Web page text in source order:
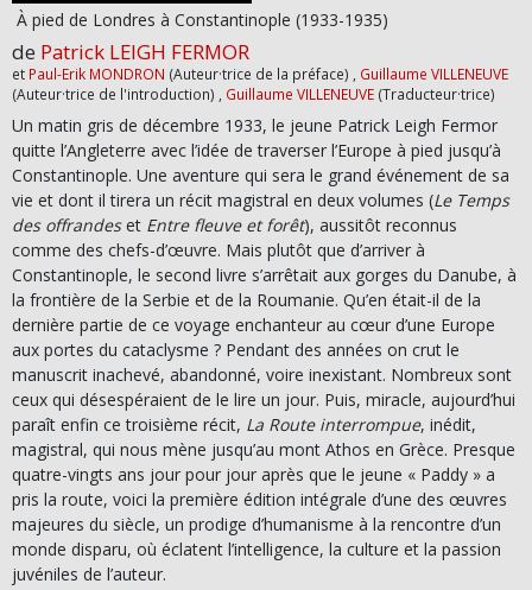
À pied de Londres à Constantinople (1933-1935)
de Patrick LEIGH FERMOR
et Paul-Erik MONDRON (Auteur·trice de la préface) , Guillaume VILLENEUVE
(Auteur·trice de l'introduction) , Guillaume VILLENEUVE (Traducteur·trice)
Un matin gris de décembre 1933, le jeune Patrick Leigh Fermor
quitte l’Angleterre avec l’idée de traverser l’Europe à pied jusqu’à
Constantinople. Une aventure qui sera le grand événement de sa
vie et dont il tirera un récit magistral en deux volumes (Le Temps
des offrandeset Entre fleuve et forêt), aussitôt reconnus
comme des chefs-d’œuvre. Mais plutôt que d’arriver à
Constantinople, le second livre s’arrêtait aux gorges du Danube, à
la frontière de la Serbie et de la Roumanie. Qu’en était-il de la
dernière partie de ce voyage enchanteur au cœur d’une Europe
aux portes du cataclysme ? Pendant des années on crut le
manuscrit inachevé, abandonné, voire inexistant. Nombreux sont
ceux qui désespéraient de le lire un jour. Puis, miracle, aujourd’hui
paraît enfin ce troisième récit, La Route interrompue, inédit,
magistral, qui nous mène jusqu’au mont Athos en Grèce. Presque
quatre-vingts ans jour pour jour après que le jeune « Paddy » a
pris la route, voici la première édition intégrale d’une des œuvres
majeures du siècle, un prodige d’humanisme à la rencontre d’un
monde disparu, où éclatent l’intelligence, la culture et la passion
juvéniles de l’auteur.